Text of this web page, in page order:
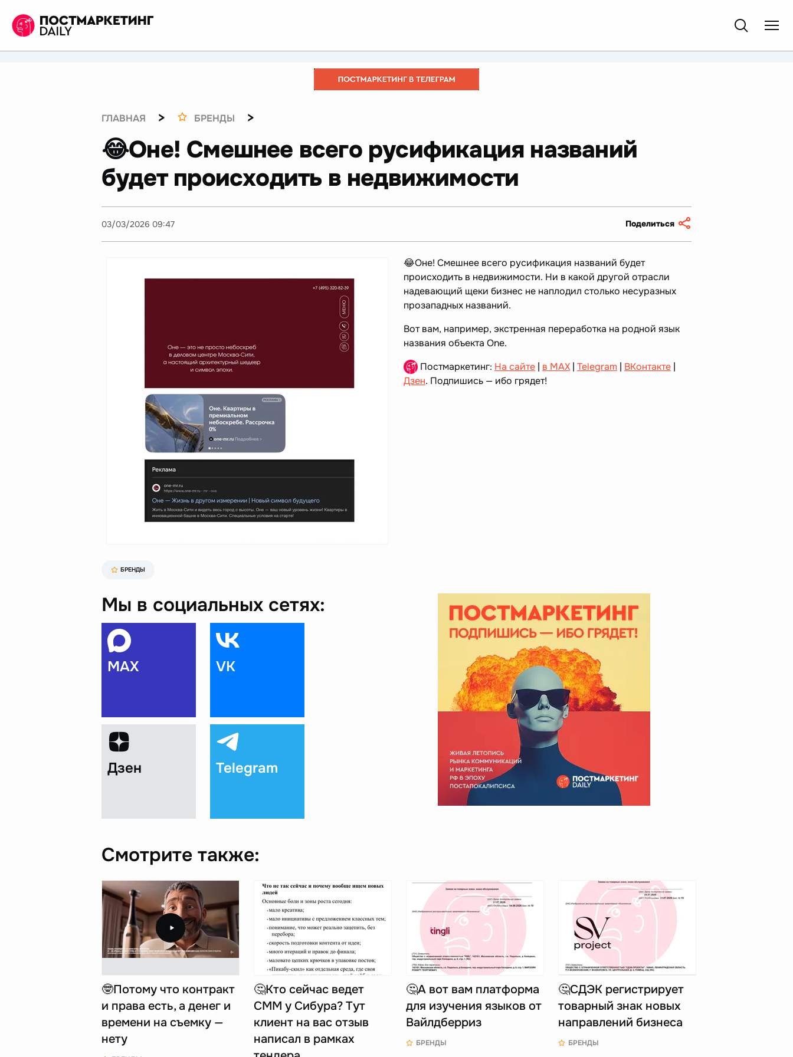
ГЛАВНАЯ > БРЕНДЫ >
😂Оне! Смешнее всего русификация названий
будет происходить в недвижимости
03/03/2026 09:47 Поделиться
😂Оне! Смешнее всего русификация названий будет
происходить в недвижимости. Ни в какой другой отрасли
надевающий щеки бизнес не наплодил столько несуразных
прозападных названий.
Вот вам, например, экстренная переработка на родной язык
названия объекта One.
Постмаркетинг: На сайте | в MAX | Telegram | ВКонтакте |
Дзен. Подпишись — ибо грядет!
БРЕНДЫ
Мы в социальных сетях:
MAX VK
Дзен Telegram
Смотрите также:
🤓Потому что контракт
и права есть, а денег и
времени на съемку —
нету
🤔Кто сейчас ведет
СММ у Сибура? Тут
клиент на вас отзыв
написал в рамках
🤔А вот вам платформа
для изучения языков от
Вайлдберриз
БРЕНДЫ
🤔СДЭК регистрирует
товарный знак новых
направлений бизнеса
БРЕНДЫ